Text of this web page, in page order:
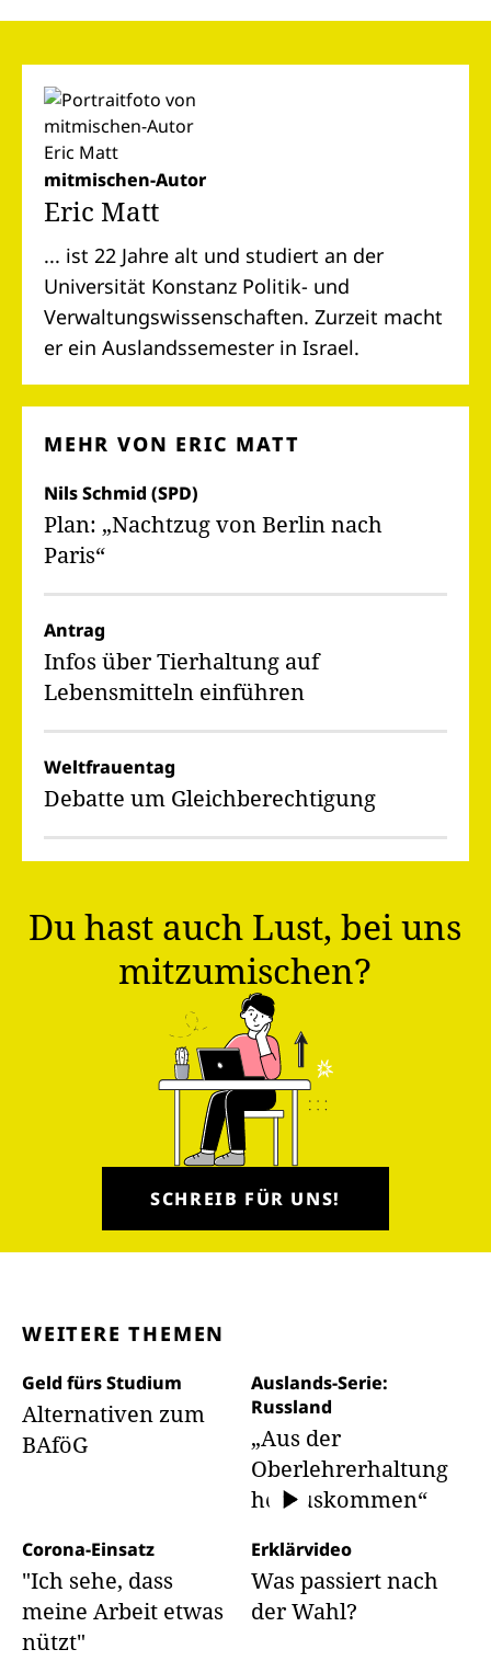
mitmischen-Autor
Eric Matt
... ist 22 Jahre alt und studiert an der
Universität Konstanz Politik- und
Verwaltungswissenschaften. Zurzeit macht
er ein Auslandssemester in Israel.
MEHR VON ERIC MATT
Nils Schmid (SPD)
Plan: „Nachtzug von Berlin nach
Paris“
Antrag
Infos über Tierhaltung auf
Lebensmitteln einführen
Weltfrauentag
Debatte um Gleichberechtigung
Du hast auch Lust, bei uns
mitzumischen?
SCHREIB FÜR UNS!
WEITERE THEMEN
Geld fürs Studium
Alternativen zum
BAföG
Auslands-Serie:
Russland
„Aus der
Oberlehrerhaltung
herauskommen“
Corona-Einsatz
"Ich sehe, dass
meine Arbeit etwas
nützt"
Erklärvideo
Was passiert nach
der Wahl?